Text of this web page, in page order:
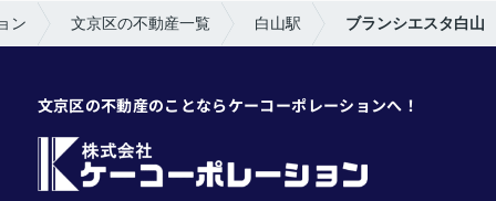
ン 文京区の不動産一覧 白山駅 ブランシエスタ白山
文京区の不動産のことならケーコーポレーションへ！